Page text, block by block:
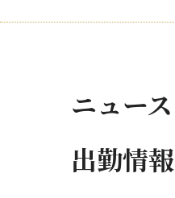
ニュース
出勤情報